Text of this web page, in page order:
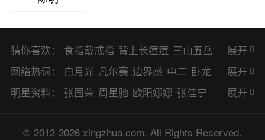
猜你喜欢： 食指戴戒指 背上长痘痘 三山五岳
避暑胜地
展开
网络热词：
白月光 凡尔赛 边界感 中二 卧龙
凤雏 二次元 KPI EMO CP BUG
胺 SP OC HOLD OEM BP 猎奇
展开
明星资料：
张国荣 周星驰 欧阳娜娜 张佳宁
谭松韵 唐嫣 童瑶 宋茜 孙俪 倪
展开
© 2012-2026 xingzhua.com. All Rights Reserved.